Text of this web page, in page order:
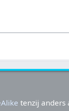
tenzij anders